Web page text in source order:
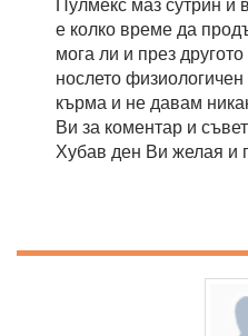
е колко време да
мога ли и през
нослето
кърма и не давам
Ви за коментар и
Хубав ден Ви желая и